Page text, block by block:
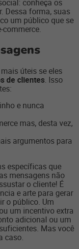
conheça os
Dessa forma, suas
um público que se
úteis se eles
de clientes. Isso
e nunca
mas, desta vez,
argumentos para
específicas que
mensagens não
o cliente! É
e arte para gerar
o público. Um
ou um incentivo extra
adicional ou um
Mas você
caso.